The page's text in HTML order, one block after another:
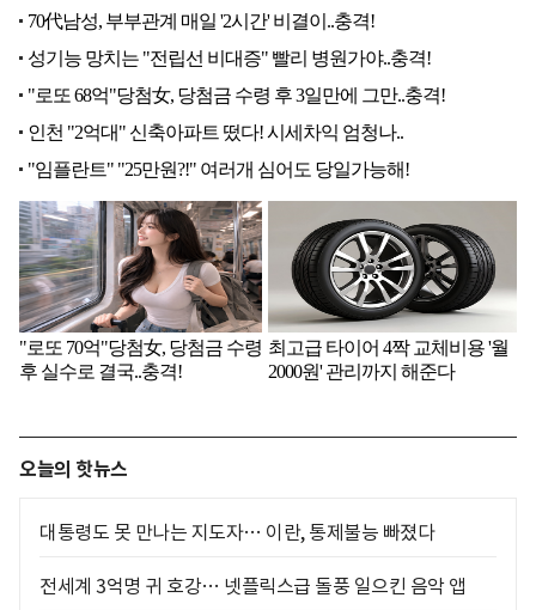
오늘의 핫뉴스
대통령도 못 만나는 지도자… 이란, 통제불능 빠졌다
전세계 3억명 귀 호강… 넷플릭스급 돌풍 일으킨 음악 앱